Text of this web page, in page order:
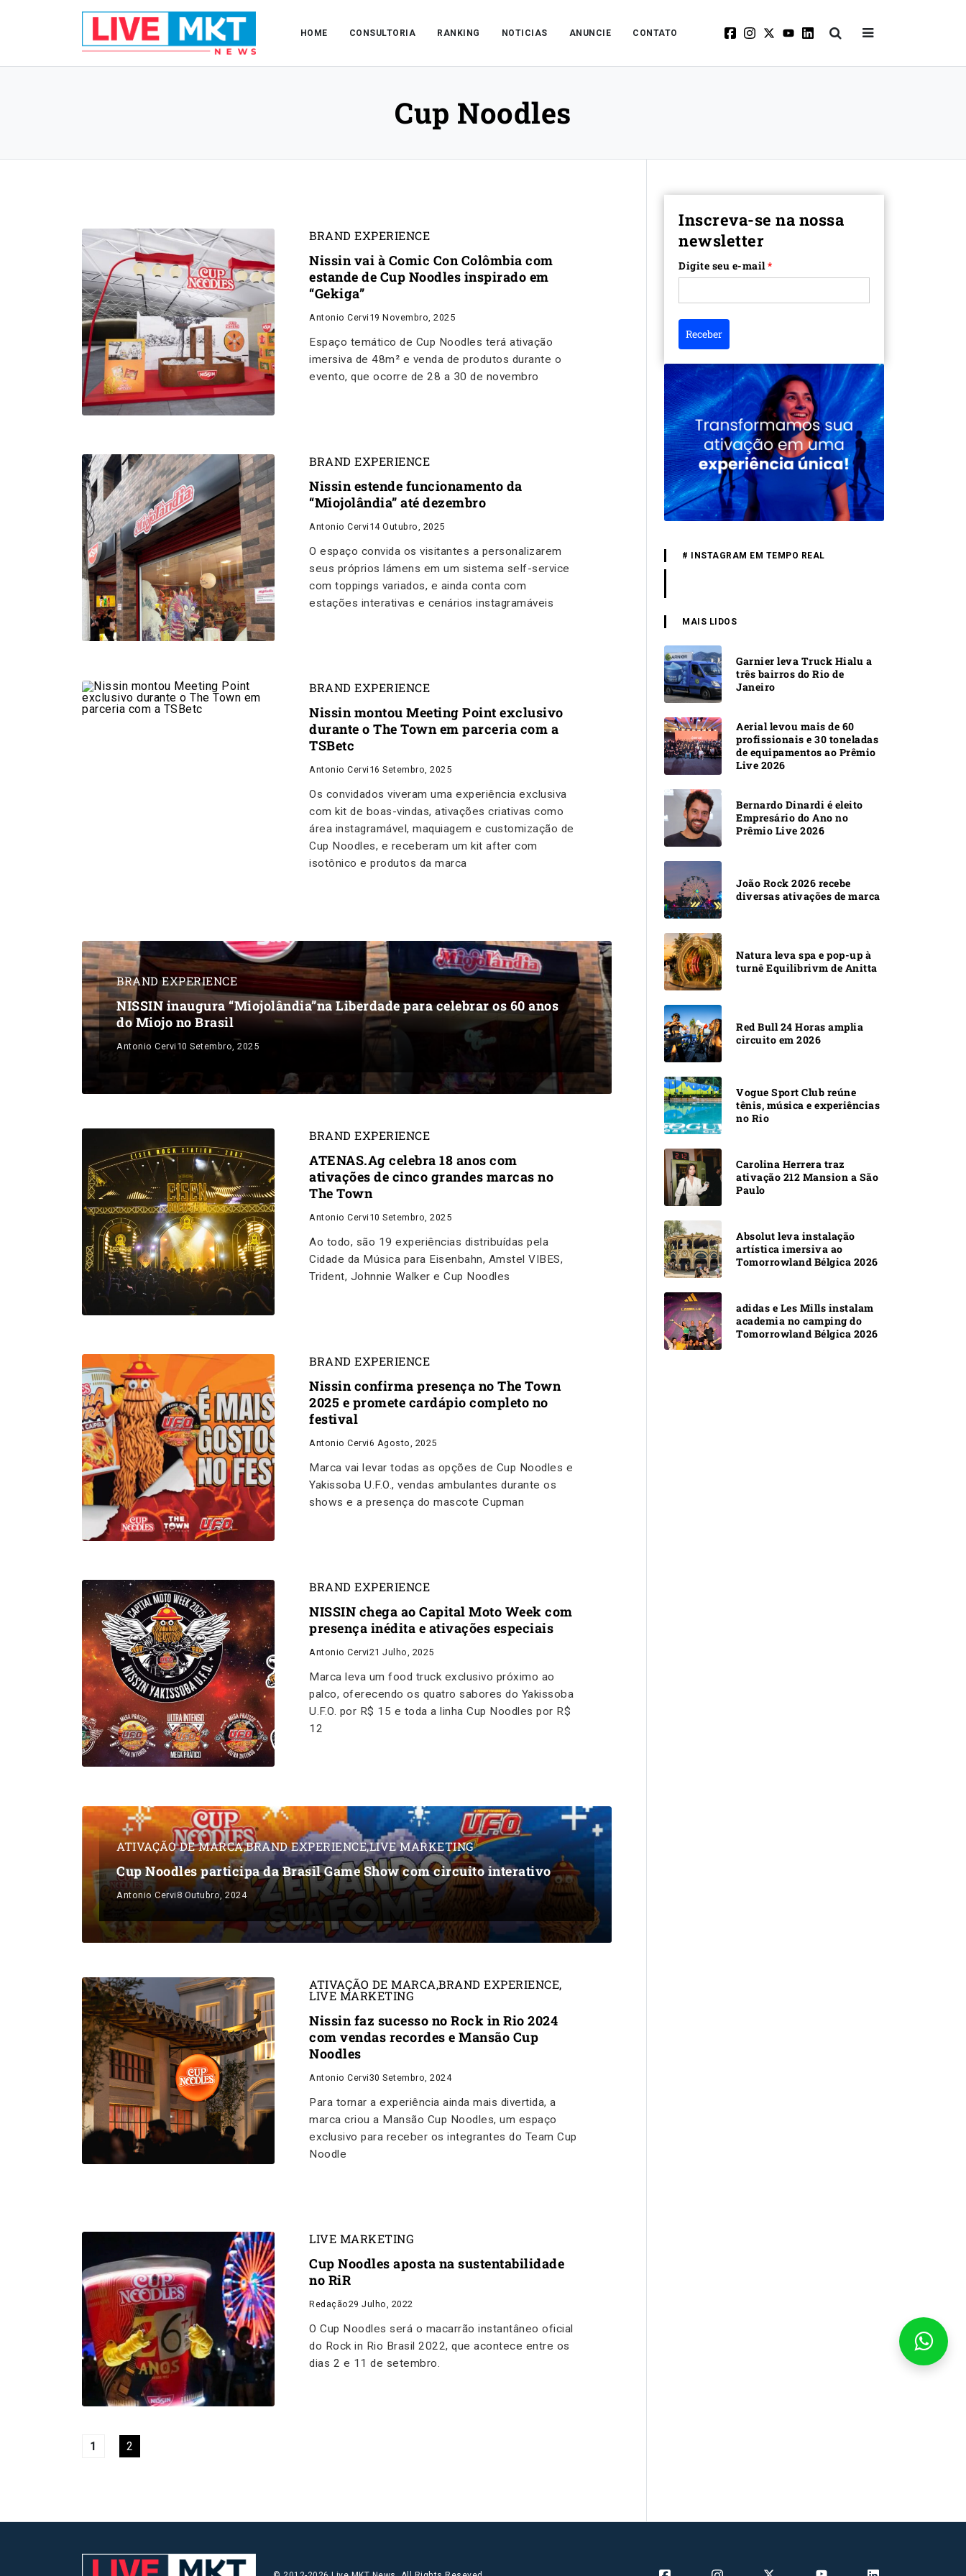
HOME CONSULTORIA RANKING NOTICIAS ANUNCIE CONTATO
Cup Noodles
BRAND EXPERIENCE
Nissin vai à Comic Con Colômbia com
estande de Cup Noodles inspirado em
“Gekiga”
Antonio Cervi 19 Novembro, 2025
Espaço temático de Cup Noodles terá ativação
imersiva de 48m² e venda de produtos durante o
evento, que ocorre de 28 a 30 de novembro
BRAND EXPERIENCE
Nissin estende funcionamento da
“Miojolândia” até dezembro
Antonio Cervi 14 Outubro, 2025
O espaço convida os visitantes a personalizarem
seus próprios lámens em um sistema self-service
com toppings variados, e ainda conta com
estações interativas e cenários instagramáveis
BRAND EXPERIENCE
Nissin montou Meeting Point exclusivo
durante o The Town em parceria com a
TSBetc
Antonio Cervi 16 Setembro, 2025
Os convidados viveram uma experiência exclusiva
com kit de boas-vindas, ativações criativas como
área instagramável, maquiagem e customização de
Cup Noodles, e receberam um kit after com
isotônico e produtos da marca
BRAND EXPERIENCE
NISSIN inaugura “Miojolândia”na Liberdade para celebrar os 60 anos
do Miojo no Brasil
Antonio Cervi 10 Setembro, 2025
BRAND EXPERIENCE
ATENAS.Ag celebra 18 anos com
ativações de cinco grandes marcas no
The Town
Antonio Cervi 10 Setembro, 2025
Ao todo, são 19 experiências distribuídas pela
Cidade da Música para Eisenbahn, Amstel VIBES,
Trident, Johnnie Walker e Cup Noodles
BRAND EXPERIENCE
Nissin confirma presença no The Town
2025 e promete cardápio completo no
festival
Antonio Cervi6 Agosto, 2025
Marca vai levar todas as opções de Cup Noodles e
Yakissoba U.F.O., vendas ambulantes durante os
shows e a presença do mascote Cupman
BRAND EXPERIENCE
NISSIN chega ao Capital Moto Week com
presença inédita e ativações especiais
Antonio Cervi21 Julho, 2025
Marca leva um food truck exclusivo próximo ao
palco, oferecendo os quatro sabores do Yakissoba
U.F.O. por R$ 15 e toda a linha Cup Noodles por R$
12
ATIVAÇÃO DE MARCA,BRAND EXPERIENCE,LIVE MARKETING
Cup Noodles participa da Brasil Game Show com circuito interativo
Antonio Cervi8 Outubro, 2024
ATIVAÇÃO DE MARCA,BRAND EXPERIENCE,
LIVE MARKETING
Nissin faz sucesso no Rock in Rio 2024
com vendas recordes e Mansão Cup
Noodles
Antonio Cervi30 Setembro, 2024
Para tornar a experiência ainda mais divertida, a
marca criou a Mansão Cup Noodles, um espaço
exclusivo para receber os integrantes do Team Cup
Noodle
LIVE MARKETING
Cup Noodles aposta na sustentabilidade
no RiR
Redação29 Julho, 2022
O Cup Noodles será o macarrão instantâneo oficial
do Rock in Rio Brasil 2022, que acontece entre os
dias 2 e 11 de setembro.
1 2
Inscreva-se na nossa
newsletter
Digite seu e-mail*
Receber
# INSTAGRAM EM TEMPO REAL
MAIS LIDOS
Garnier leva Truck Hialu a
três bairros do Rio de
Janeiro
Aerial levou mais de 60
profissionais e 30 toneladas
de equipamentos ao Prêmio
Live 2026
Bernardo Dinardi é eleito
Empresário do Ano no
Prêmio Live 2026
João Rock 2026 recebe
diversas ativações de marca
Natura leva spa e pop-up à
turnê Equilibrivm de Anitta
Red Bull 24 Horas amplia
circuito em 2026
Vogue Sport Club reúne
tênis, música e experiências
no Rio
Carolina Herrera traz
ativação 212 Mansion a São
Paulo
Absolut leva instalação
artística imersiva ao
Tomorrowland Bélgica 2026
adidas e Les Mills instalam
academia no camping do
Tomorrowland Bélgica 2026